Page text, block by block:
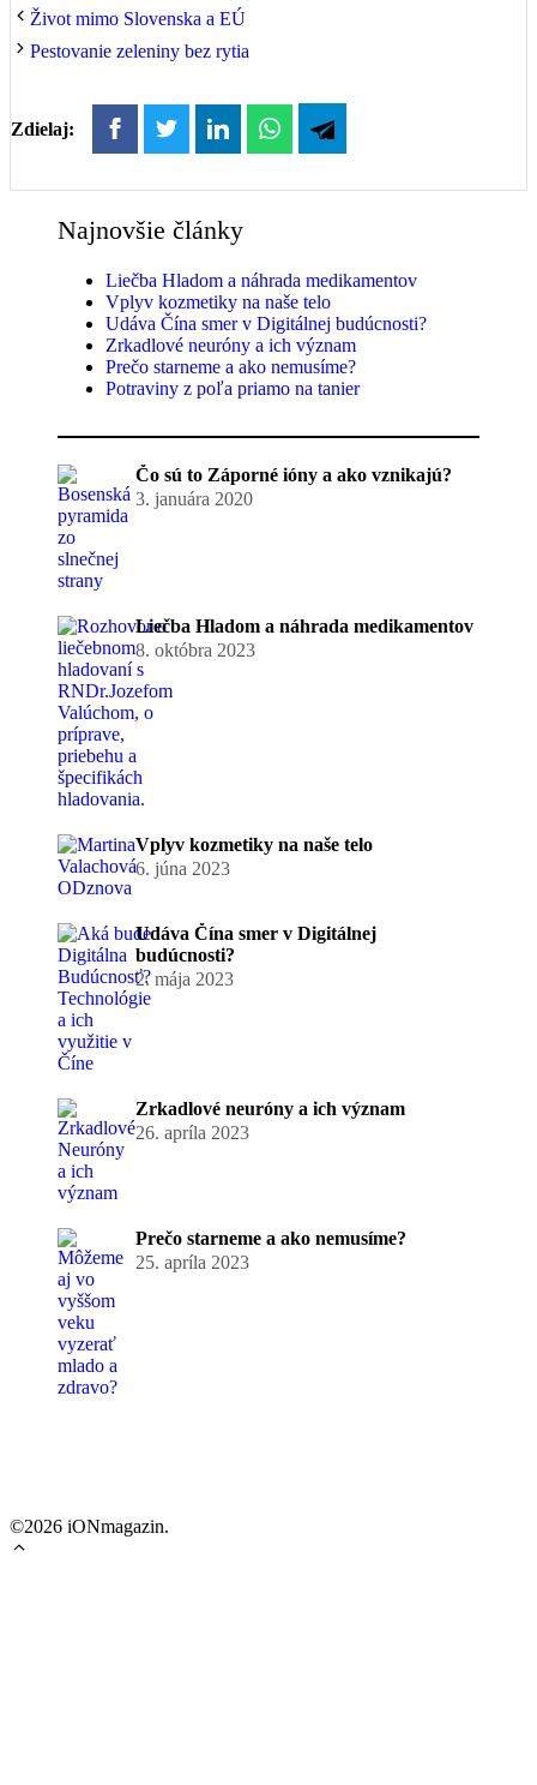
Život mimo Slovenska a EÚ
Pestovanie zeleniny bez rytia
Zdielaj:
Najnovšie články
Liečba Hladom a náhrada medikamentov
Vplyv kozmetiky na naše telo
Udáva Čína smer v Digitálnej budúcnosti?
Zrkadlové neuróny a ich význam
Prečo starneme a ako nemusíme?
Potraviny z poľa priamo na tanier
Čo sú to Záporné ióny a ako vznikajú?
3. januára 2020
Liečba Hladom a náhrada medikamentov
8. októbra 2023
Vplyv kozmetiky na naše telo
6. júna 2023
Udáva Čína smer v Digitálnej
budúcnosti?
2. mája 2023
Zrkadlové neuróny a ich význam
26. apríla 2023
Prečo starneme a ako nemusíme?
25. apríla 2023
©2026 iONmagazin.